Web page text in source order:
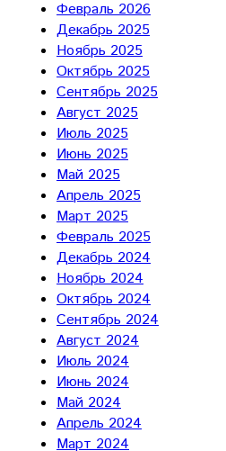
Февраль 2026
Декабрь 2025
Ноябрь 2025
Октябрь 2025
Сентябрь 2025
Август 2025
Июль 2025
Июнь 2025
Май 2025
Апрель 2025
Март 2025
Февраль 2025
Декабрь 2024
Ноябрь 2024
Октябрь 2024
Сентябрь 2024
Август 2024
Июль 2024
Июнь 2024
Май 2024
Апрель 2024
Март 2024